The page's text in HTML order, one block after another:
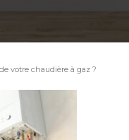
votre chaudière à gaz ?